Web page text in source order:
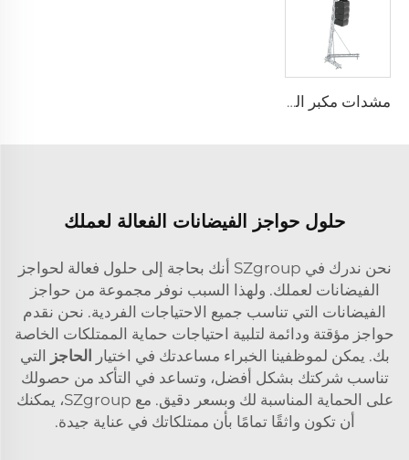
مشدات مكبر الصوت
حلول حواجز الفيضانات الفعالة لعملك
نحن ندرك في SZgroup أنك بحاجة إلى حلول فعالة لحواجز
الفيضانات لعملك. ولهذا السبب نوفر مجموعة من حواجز
الفيضانات التي تناسب جميع الاحتياجات الفردية. نحن نقدم
حواجز مؤقتة ودائمة لتلبية احتياجات حماية الممتلكات الخاصة
بك. يمكن لموظفينا الخبراء مساعدتك في اختيار الحاجز التي
تناسب شركتك بشكل أفضل، وتساعد في التأكد من حصولك
على الحماية المناسبة لك وبسعر دقيق. مع SZgroup، يمكنك
أن تكون واثقًا تمامًا بأن ممتلكاتك في عناية جيدة.